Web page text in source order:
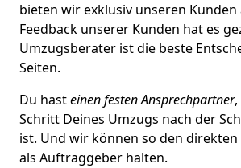
bieten wir exklusiv unseren Kunden
Feedback unserer Kunden hat es
Umzugsberater ist die beste
Seiten.
Du hasteinen festen Ansprechpartner
Schritt Deines Umzugs nach der
ist. Und wir können so den
als Auftraggeber halten.